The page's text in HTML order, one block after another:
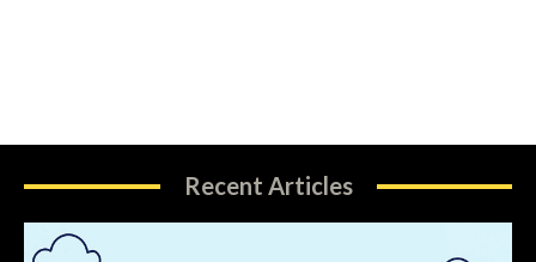
Recent Articles